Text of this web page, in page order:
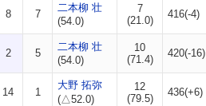
8 7
二本柳 壮
(54.0)
7
(21.0)
416(-4)
2 5
二本柳 壮
(54.0)
10
(71.4)
420(-16)
14 1
大野 拓弥
(△52.0)
12
(79.5)
436(+6)